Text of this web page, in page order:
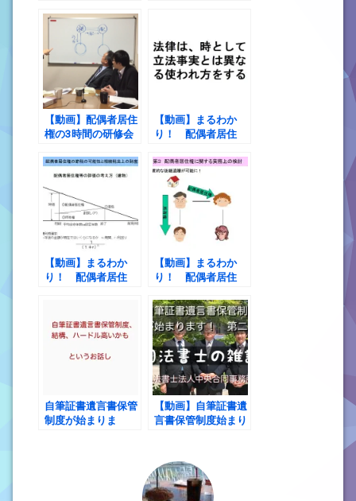
ぶつかりました。
【動画】配偶者居住
権の3時間の研修会
【動画】まるわか
り！ 配偶者居住
居住権の概要
【動画】まるわか
り！ 配偶者居住
税の可能性と配偶者
居住権の税法上の評
【動画】まるわか
り！ 配偶者居住
居住権に関する実務
上の検討
自筆証書遺言書保管
制度が始まりま
【動画】自筆証書遺
言書保管制度始まり
ない？